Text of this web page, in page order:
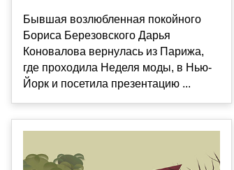
Бывшая возлюбленная покойного
Бориса Березовского Дарья
Коновалова вернулась из Парижа,
где проходила Неделя моды, в Нью-
Йорк и посетила презентацию ...